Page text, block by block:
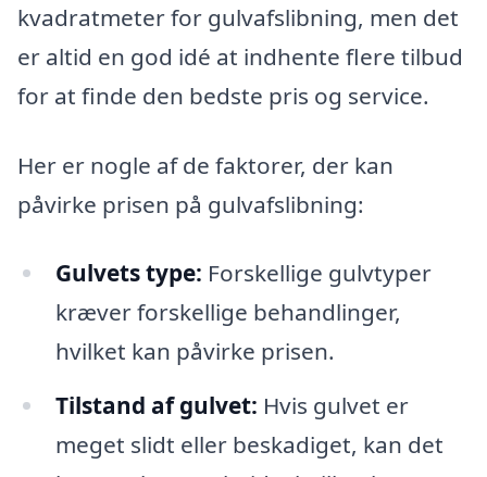
kvadratmeter for gulvafslibning, men det
er altid en god idé at indhente flere tilbud
for at finde den bedste pris og service.
Her er nogle af de faktorer, der kan
påvirke prisen på gulvafslibning:
Gulvets type: Forskellige gulvtyper
kræver forskellige behandlinger,
hvilket kan påvirke prisen.
Tilstand af gulvet: Hvis gulvet er
meget slidt eller beskadiget, kan det